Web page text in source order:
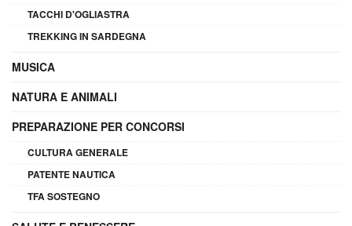
TACCHI D'OGLIASTRA
TREKKING IN SARDEGNA
MUSICA
NATURA E ANIMALI
PREPARAZIONE PER CONCORSI
CULTURA GENERALE
PATENTE NAUTICA
TFA SOSTEGNO